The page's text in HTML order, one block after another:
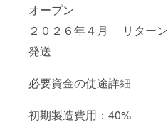
オープン
２０２６年４月 リターン
発送
必要資金の使途詳細
初期製造費用：40%